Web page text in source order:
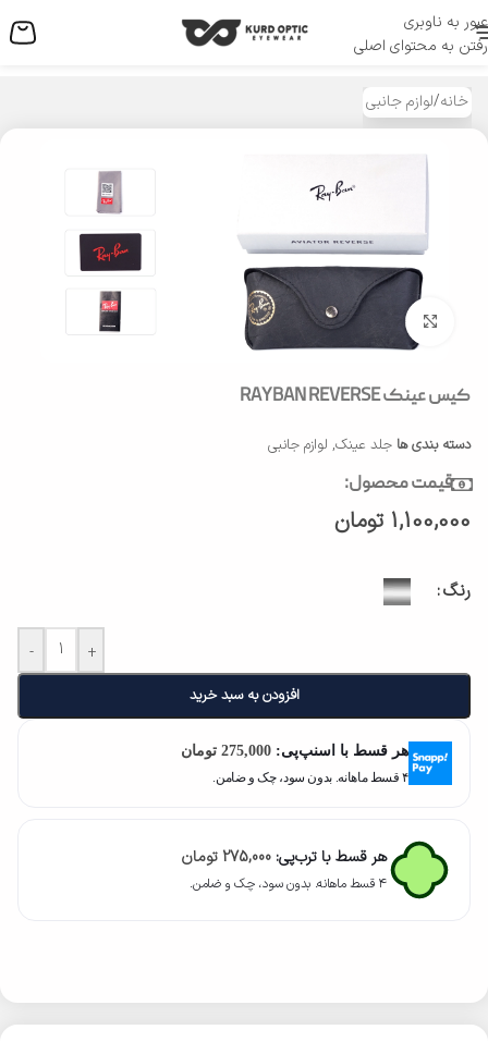
عبور به ناوبری
رفتن به محتوای اصلی
منو
خانه/لوازم جانبی
بزرگنمایی تصویر
کیس عینک RAYBAN REVERSE
دسته بندی ها جلد عینک, لوازم جانبی
قیمت محصول:
1,100,000 تومان
رنگ
- +
افزودن به سبد خرید
هر قسط با اسنپ‌پی: 275,000 تومان
۴ قسط ماهانه. بدون سود، چک و ضامن.
هر قسط با ترب‌پی: 275,000 تومان
۴ قسط ماهانه. بدون سود، چک و ضامن.